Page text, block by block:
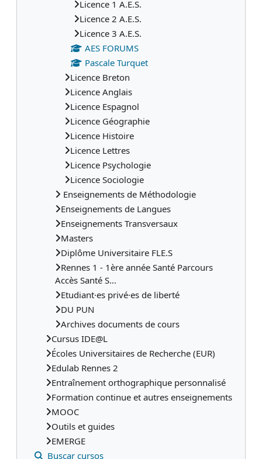
Licence 1 A.E.S.
Licence 2 A.E.S.
Licence 3 A.E.S.
AES FORUMS
Pascale Turquet
Licence Breton
Licence Anglais
Licence Espagnol
Licence Géographie
Licence Histoire
Licence Lettres
Licence Psychologie
Licence Sociologie
Enseignements de Méthodologie
Enseignements de Langues
Enseignements Transversaux
Masters
Diplôme Universitaire FLE.S
Rennes 1 - 1ère année Santé Parcours
Accès Santé S...
Etudiant·es privé·es de liberté
DU PUN
Archives documents de cours
Cursus IDE@L
Écoles Universitaires de Recherche (EUR)
Edulab Rennes 2
Entraînement orthographique personnalisé
Formation continue et autres enseignements
MOOC
Outils et guides
EMERGE
Buscar cursos